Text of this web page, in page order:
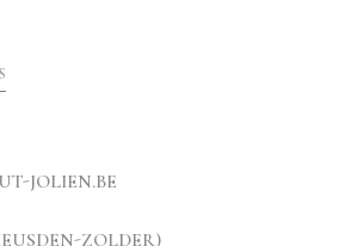
JOLIEN.BE
ZOLDER)